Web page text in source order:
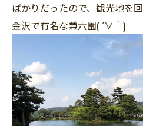
ばかりだったので、観光地を
金沢で有名な兼六園( ´∀｀)